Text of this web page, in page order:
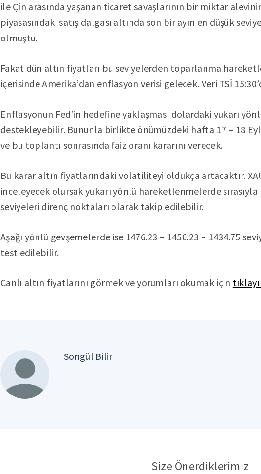
ile Çin arasında yaşanan ticaret savaşlarının bir miktar
piyasasındaki satış dalgası altında son bir ayın en düşük
olmuştu.
Fakat dün altın fiyatları bu seviyelerden toparlanma
içerisinde Amerika’dan enflasyon verisi gelecek. Veri TSİ
Enflasyonun Fed’in hedefine yaklaşması dolardaki yukarı
destekleyebilir. Bununla birlikte önümüzdeki hafta 17 – 18
ve bu toplantı sonrasında faiz oranı kararını verecek.
Bu karar altın fiyatlarındaki volatiliteyi oldukça artacaktır.
inceleyecek olursak yukarı yönlü hareketlenmelerde sırasıyla
seviyeleri direnç noktaları olarak takip edilebilir.
Aşağı yönlü gevşemelerde ise 1476.23 – 1456.23 – 1434.75
test edilebilir.
Canlı altın fiyatlarını görmek ve yorumları okumak için
Songül Bilir
Size Önerdiklerimiz